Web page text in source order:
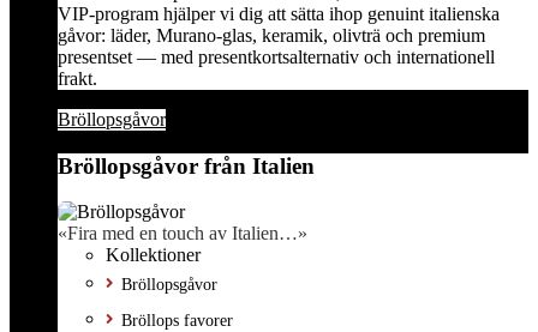
VIP-program hjälper vi dig att sätta ihop genuint italienska
gåvor: läder, Murano-glas, keramik, olivträ och premium
presentset — med presentkortsalternativ och internationell
frakt.
Bröllopsgåvor
Bröllopsgåvor från Italien
«Fira med en touch av Italien…»
Kollektioner
Bröllopsgåvor
Bröllops favorer